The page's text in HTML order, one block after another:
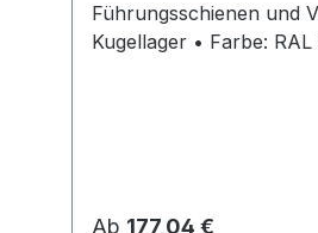
Führungsschienen und
Kugellager • Farbe: RAL 7016
Regulärer Preis:
Ab 177,04 €